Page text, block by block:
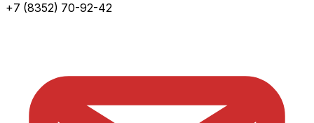
+7 (8352) 70-92-42